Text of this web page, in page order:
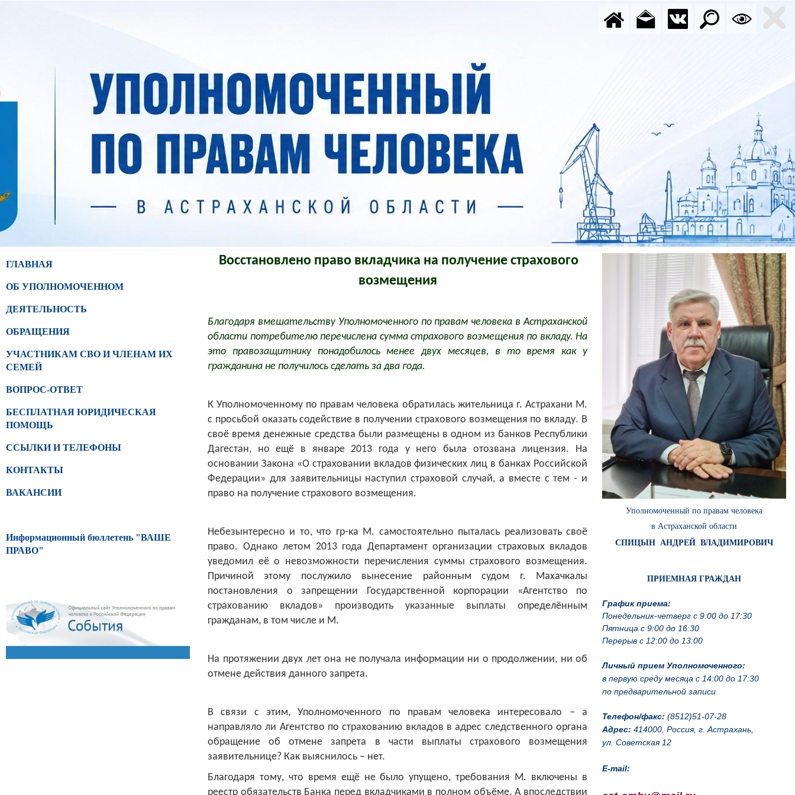
ГЛАВНАЯ
ОБ УПОЛНОМОЧЕННОМ
ДЕЯТЕЛЬНОСТЬ
ОБРАЩЕНИЯ
УЧАСТНИКАМ СВО И ЧЛЕНАМ ИХ
СЕМЕЙ
ВОПРОС-ОТВЕТ
БЕСПЛАТНАЯ ЮРИДИЧЕСКАЯ
ПОМОЩЬ
ССЫЛКИ И ТЕЛЕФОНЫ
КОНТАКТЫ
ВАКАНСИИ
Информационный бюллетень "ВАШЕ
ПРАВО"
Уполномоченный по правам человека
в Астраханской области
СПИЦЫН АНДРЕЙ ВЛАДИМИРОВИЧ
ПРИЕМНАЯ ГРАЖДАН
График приема:
Понедельник-четверг с 9:00 до 17:30
Пятница с 9:00 до 16:30
Перерыв с 12:00 до 13:00
Личный прием Уполномоченного:
в первую среду месяца с 14:00 до 17:30
по предварительной записи
Телефон/факс: (8512)51-07-28
Адрес: 414000, Россия, г. Астрахань,
ул. Советская 12
E-mail:
Восстановлено право вкладчика на получение страхового
возмещения
Благодаря вмешательству Уполномоченного по правам человека в Астраханской
области потребителю перечислена сумма страхового возмещения по вкладу. На
это правозащитнику понадобилось менее двух месяцев, в то время как у
гражданина не получилось сделать за два года.
К Уполномоченному по правам человека обратилась жительница г. Астрахани М.
с просьбой оказать содействие в получении страхового возмещения по вкладу. В
своё время денежные средства были размещены в одном из банков Республики
Дагестан, но ещё в январе 2013 года у него была отозвана лицензия. На
основании Закона «О страховании вкладов физических лиц в банках Российской
Федерации» для заявительницы наступил страховой случай, а вместе с тем - и
право на получение страхового возмещения.
Небезынтересно и то, что гр-ка М. самостоятельно пыталась реализовать своё
право. Однако летом 2013 года Департамент организации страховых вкладов
уведомил её о невозможности перечисления суммы страхового возмещения.
Причиной этому послужило вынесение районным судом г. Махачкалы
постановления о запрещении Государственной корпорации «Агентство по
страхованию вкладов» производить указанные выплаты определённым
гражданам, в том числе и М.
На протяжении двух лет она не получала информации ни о продолжении, ни об
отмене действия данного запрета.
В связи с этим, Уполномоченного по правам человека интересовало – а
направляло ли Агентство по страхованию вкладов в адрес следственного органа
обращение об отмене запрета в части выплаты страхового возмещения
заявительнице? Как выяснилось – нет.
Благодаря тому, что время ещё не было упущено, требования М. включены в
реестр обязательств Банка перед вкладчиками в полном объёме. А впоследствии